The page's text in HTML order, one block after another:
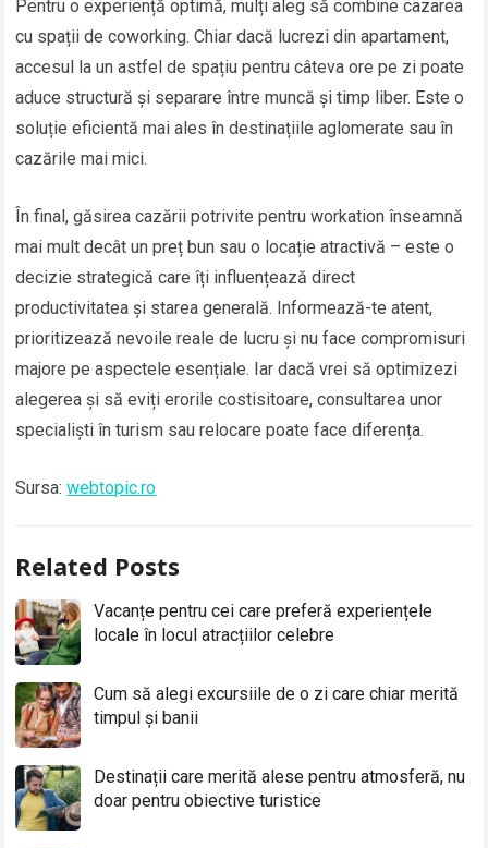
Pentru o experiență optimă, mulți aleg să combine cazarea
cu spații de coworking. Chiar dacă lucrezi din apartament,
accesul la un astfel de spațiu pentru câteva ore pe zi poate
aduce structură și separare între muncă și timp liber. Este o
soluție eficientă mai ales în destinațiile aglomerate sau în
cazările mai mici.
În final, găsirea cazării potrivite pentru workation înseamnă
mai mult decât un preț bun sau o locație atractivă – este o
decizie strategică care îți influențează direct
productivitatea și starea generală. Informează-te atent,
prioritizează nevoile reale de lucru și nu face compromisuri
majore pe aspectele esențiale. Iar dacă vrei să optimizezi
alegerea și să eviți erorile costisitoare, consultarea unor
specialiști în turism sau relocare poate face diferența.
Sursa:webtopic.ro
Related Posts
Vacanțe pentru cei care preferă experiențele
locale în locul atracțiilor celebre
Cum să alegi excursiile de o zi care chiar merită
timpul și banii
Destinații care merită alese pentru atmosferă, nu
doar pentru obiective turistice